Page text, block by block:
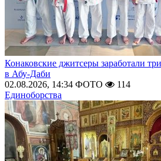
Конаковские джитсеры заработали
в Абу-Даби
02.08.2026, 14:34 ФОТО
114
Единоборства